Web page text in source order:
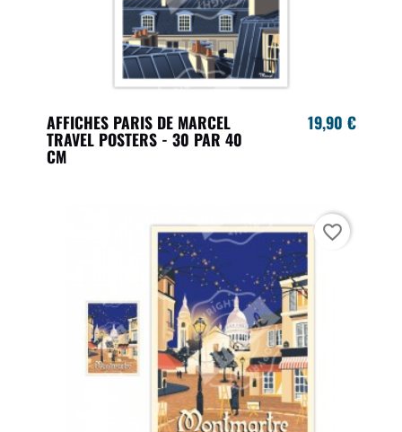
AFFICHES PARIS DE MARCEL
TRAVEL POSTERS - 30 PAR 40
CM
19,90 €
favorite_border